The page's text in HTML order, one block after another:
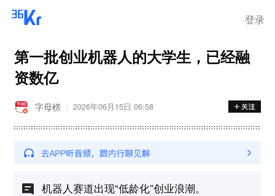
登录
第一批创业机器人的大学生，已经融
资数亿
字母榜 2026年06月15日 06:58
机器人赛道出现“低龄化”创业浪潮。